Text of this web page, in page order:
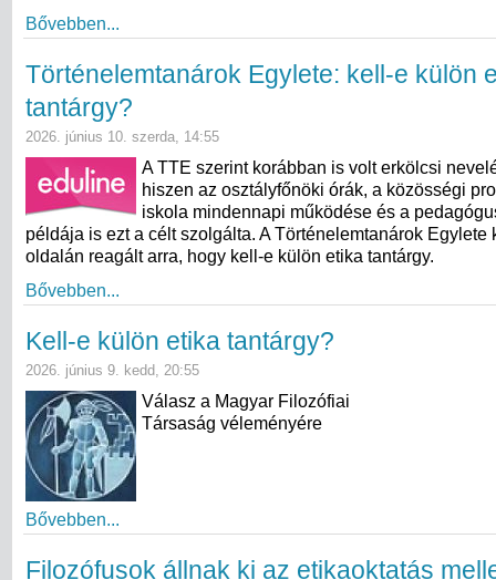
Bővebben...
Történelemtanárok Egylete: kell-e külön
tantárgy?
2026. június 10. szerda, 14:55
A TTE szerint korábban is volt erkölcsi
hiszen az osztályfőnöki órák, a közösségi
iskola mindennapi működése és a
példája is ezt a célt szolgálta. A Történelemtanárok Egylete
oldalán reagált arra, hogy kell-e külön etika tantárgy.
Bővebben...
Kell-e külön etika tantárgy?
2026. június 9. kedd, 20:55
Válasz a Magyar Filozófiai
Társaság véleményére
Bővebben...
Filozófusok állnak ki az etikaoktatás